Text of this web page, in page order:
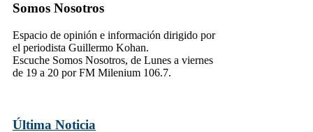
Somos Nosotros
Espacio de opinión e información dirigido por
el periodista Guillermo Kohan.
Escuche Somos Nosotros, de Lunes a viernes
de 19 a 20 por FM Milenium 106.7.
Última Noticia